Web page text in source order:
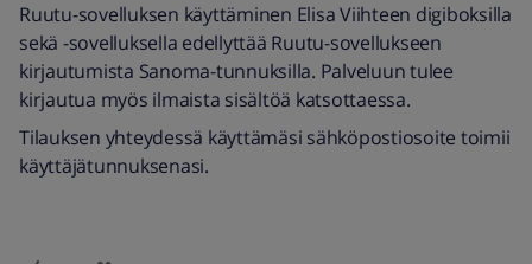
Ruutu-sovelluksen käyttäminen Elisa Viihteen digiboksilla
sekä -sovelluksella edellyttää Ruutu-sovellukseen
kirjautumista Sanoma-tunnuksilla. Palveluun tulee
kirjautua myös ilmaista sisältöä katsottaessa.
Tilauksen yhteydessä käyttämäsi sähköpostiosoite toimii
käyttäjätunnuksenasi.